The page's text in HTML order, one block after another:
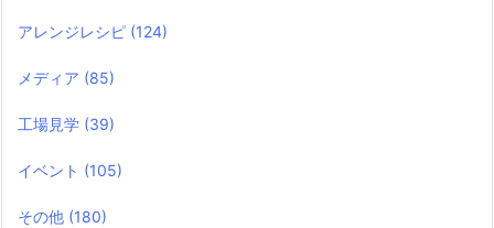
アレンジレシピ (124)
メディア (85)
工場見学 (39)
イベント (105)
その他 (180)